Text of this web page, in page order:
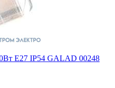
E27 IP54 GALAD 00248